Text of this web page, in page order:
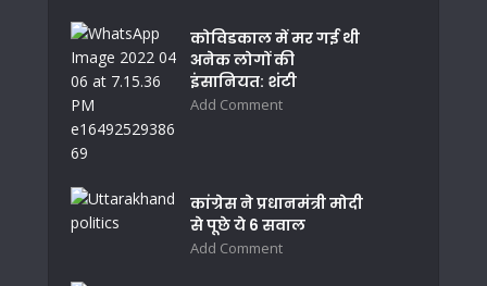
कोविडकाल में मर गई थी
अनेक लोगों की
इंसानियत: शंटी
Add Comment
कांग्रेस ने प्रधानमंत्री मोदी
से पूछे ये 6 सवाल
Add Comment